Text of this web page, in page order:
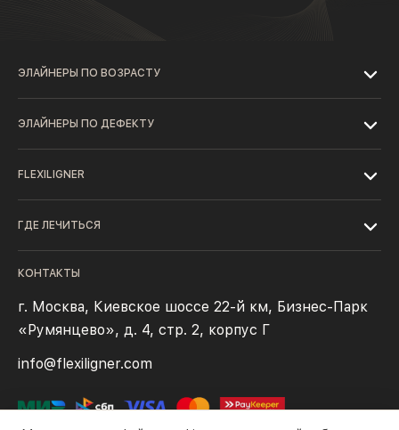
ЭЛАЙНЕРЫ ПО ВОЗРАСТУ
ЭЛАЙНЕРЫ ПО ДЕФЕКТУ
FLEXILIGNER
ГДЕ ЛЕЧИТЬСЯ
КОНТАКТЫ
г. Москва, Киевское шоссе 22-й км, Бизнес-Парк
«Румянцево», д. 4, стр. 2, корпус Г
info@flexiligner.com